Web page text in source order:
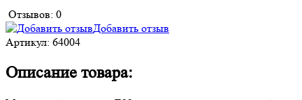
Отзывов: 0
Добавить отзыв
Артикул: 64004
Описание товара: